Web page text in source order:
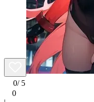
0/ 5
0